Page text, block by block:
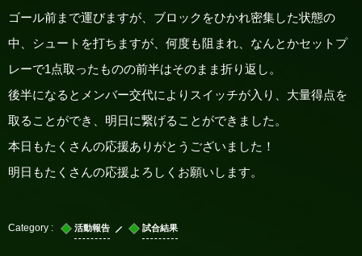
ゴール前まで運びますが、ブロックをひかれ密集した状態の
中、シュートを打ちますが、何度も阻まれ、なんとかセットプ
レーで1点取ったものの前半はそのまま折り返し。
後半になるとメンバー交代によりスイッチが入り、大量得点を
取ることができ、明日に繋げることができました。
本日もたくさんの応援ありがとうございました！
明日もたくさんの応援よろしくお願いします。
活動報告 試合結果